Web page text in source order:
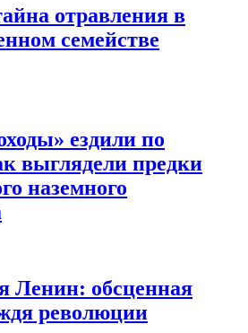
отравления в
семействе
ездили по
выглядели предки
наземного
Ленин: обсценная
революции